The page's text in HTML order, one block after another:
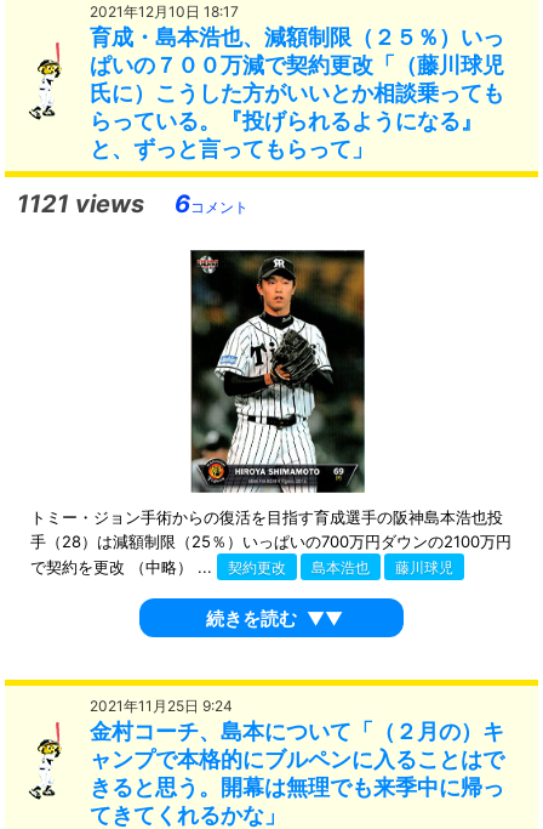
2021年12月10日 18:17
育成・島本浩也、減額制限（２５％）いっ
ぱいの７００万減で契約更改「（藤川球児
氏に）こうした方がいいとか相談乗っても
らっている。『投げられるようになる』
と、ずっと言ってもらって」
1121 views 6コメント
トミー・ジョン手術からの復活を目指す育成選手の阪神島本浩也投
手（28）は減額制限（25％）いっぱいの700万円ダウンの2100万円
で契約を更改 （中略） ...
契約更改 島本浩也 藤川球児
続きを読む ▼▼
2021年11月25日 9:24
金村コーチ、島本について「（２月の）キ
ャンプで本格的にブルペンに入ることはで
きると思う。開幕は無理でも来季中に帰っ
てきてくれるかな」